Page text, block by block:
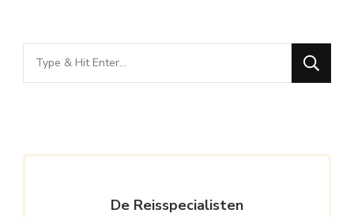
Looking
for
De Reisspecialisten